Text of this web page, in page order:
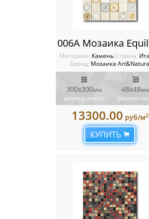
Материал: Камень Cтрана:
Бренд: Мозаика Art&Natura
300x300мм
размер листа
48x48мм
размер
13300.00 руб/м2
КУПИТЬ